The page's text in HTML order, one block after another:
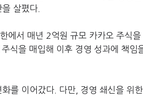
살폈다.
에서 매년 2억원 규모 카카오 주식을
식을 매입해 이후 경영 성과에 책임
를 이어갔다. 다만, 경영 쇄신을 위